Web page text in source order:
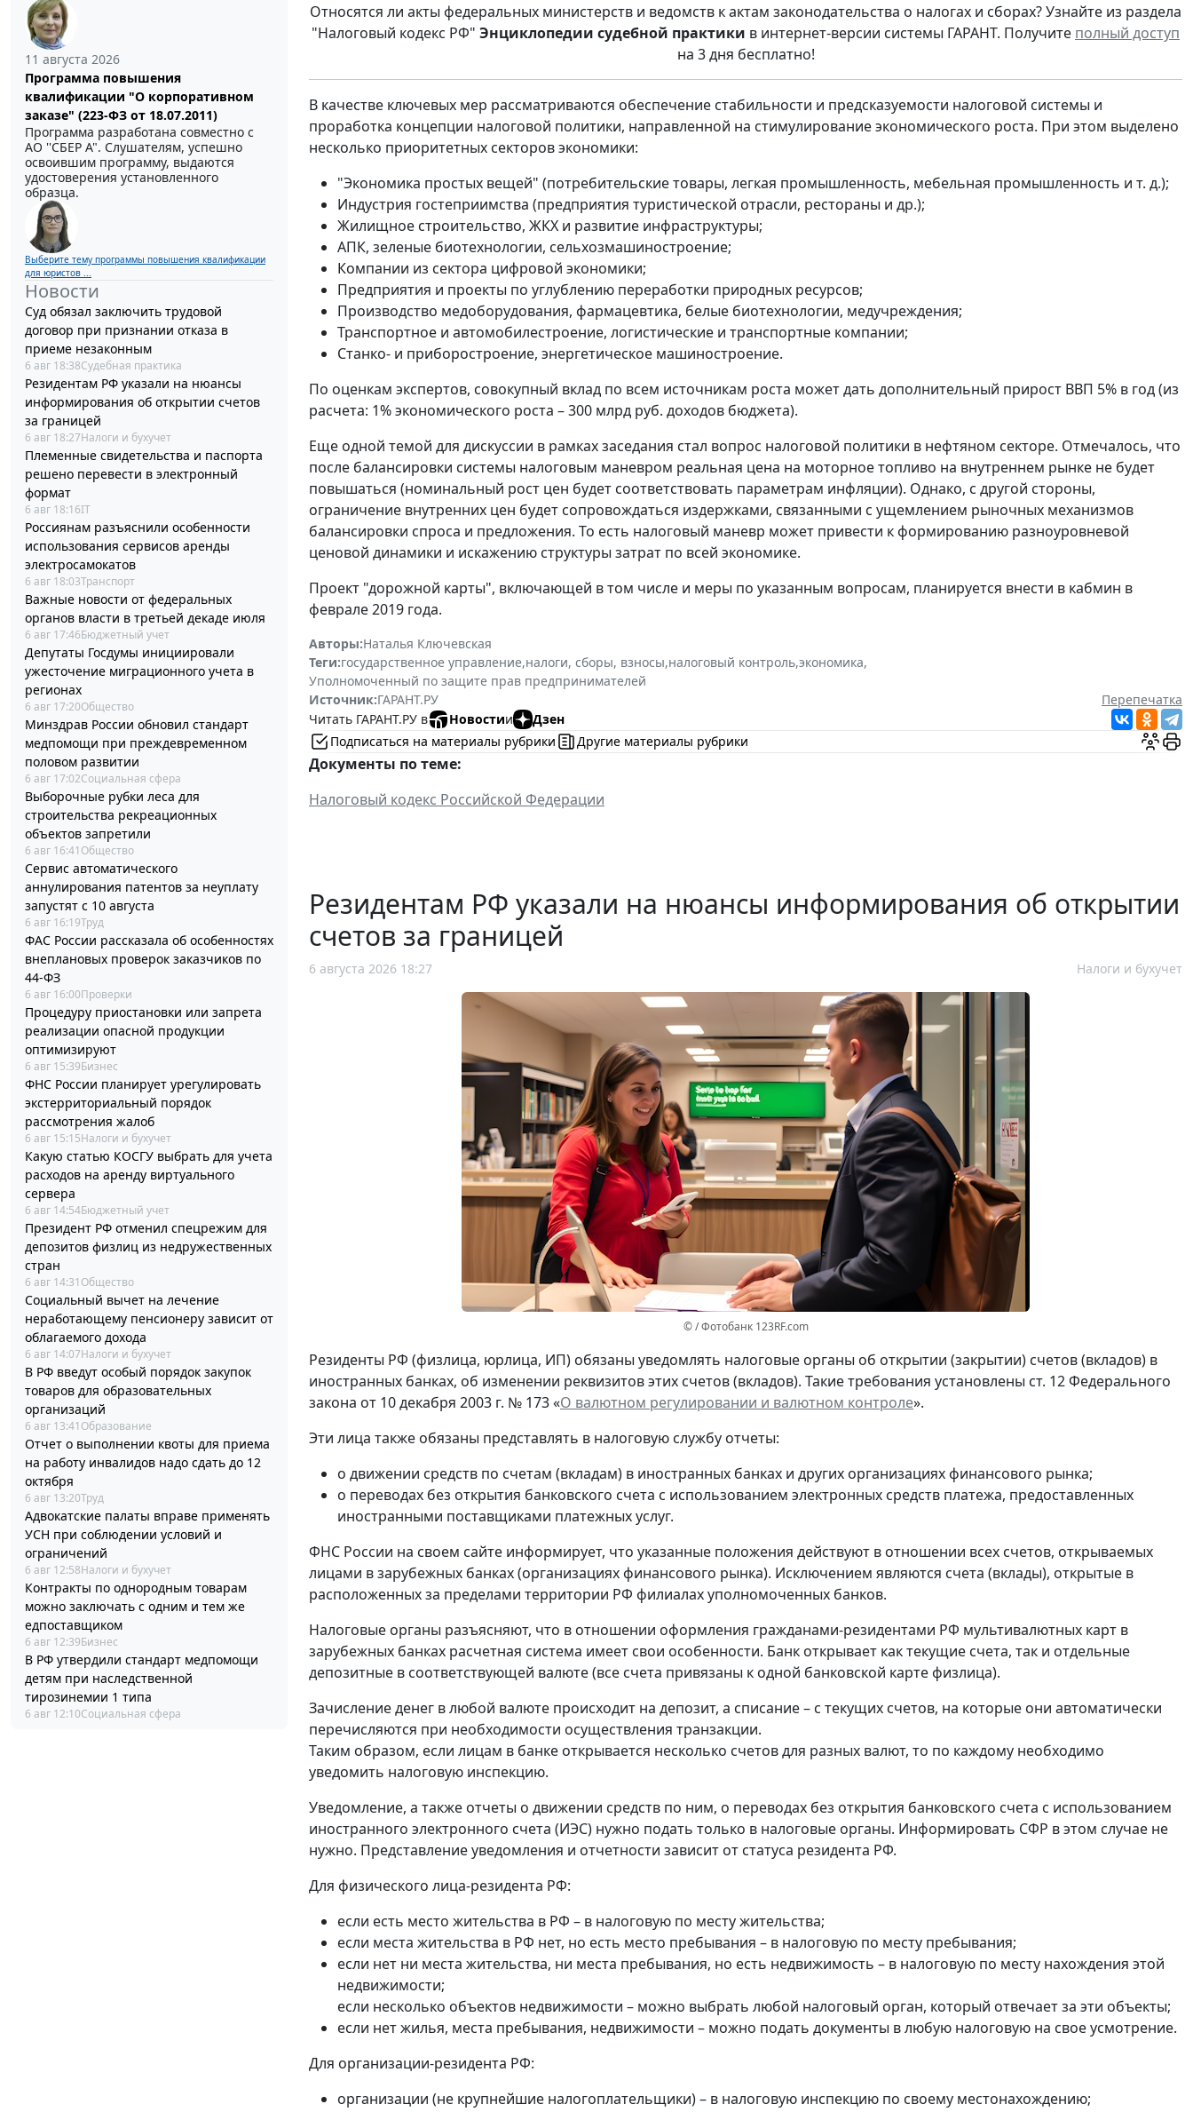
11 августа 2026
Программа повышения
квалификации "О корпоративном
заказе" (223-ФЗ от 18.07.2011)
Программа разработана совместно с
АО ''СБЕР А". Слушателям, успешно
освоившим программу, выдаются
удостоверения установленного
образца.
Выберите тему программы повышения квалификации
для юристов ...
Новости
Суд обязал заключить трудовой
договор при признании отказа в
приеме незаконным
6 авг 18:38Судебная практика
Резидентам РФ указали на нюансы
информирования об открытии счетов
за границей
6 авг 18:27Налоги и бухучет
Племенные свидетельства и паспорта
решено перевести в электронный
формат
6 авг 18:16IT
Россиянам разъяснили особенности
использования сервисов аренды
электросамокатов
6 авг 18:03Транспорт
Важные новости от федеральных
органов власти в третьей декаде июля
6 авг 17:46Бюджетный учет
Депутаты Госдумы инициировали
ужесточение миграционного учета в
регионах
6 авг 17:20Общество
Минздрав России обновил стандарт
медпомощи при преждевременном
половом развитии
6 авг 17:02Социальная сфера
Выборочные рубки леса для
строительства рекреационных
объектов запретили
6 авг 16:41 Общество
Сервис автоматического
аннулирования патентов за неуплату
запустят с 10 августа
6 авг 16:19Труд
ФАС России рассказала об особенностях
внеплановых проверок заказчиков по
44-ФЗ
6 авг 16:00Проверки
Процедуру приостановки или запрета
реализации опасной продукции
оптимизируют
6 авг 15:39Бизнес
ФНС России планирует урегулировать
экстерриториальный порядок
рассмотрения жалоб
6 авг 15:15Налоги и бухучет
Какую статью КОСГУ выбрать для учета
расходов на аренду виртуального
сервера
6 авг 14:54Бюджетный учет
Президент РФ отменил спецрежим для
депозитов физлиц из недружественных
стран
6 авг 14:31 Общество
Социальный вычет на лечение
неработающему пенсионеру зависит от
облагаемого дохода
6 авг 14:07Налоги и бухучет
В РФ введут особый порядок закупок
товаров для образовательных
организаций
6 авг 13:41 Образование
Отчет о выполнении квоты для приема
на работу инвалидов надо сдать до 12
октября
6 авг 13:20Труд
Адвокатские палаты вправе применять
УСН при соблюдении условий и
ограничений
6 авг 12:58Налоги и бухучет
Контракты по однородным товарам
можно заключать с одним и тем же
едпоставщиком
6 авг 12:39Бизнес
В РФ утвердили стандарт медпомощи
детям при наследственной
тирозинемии 1 типа
6 авг 12:10Социальная сфера
Относятся ли акты федеральных министерств и ведомств к актам законодательства о налогах и сборах? Узнайте из раздела
"Налоговый кодекс РФ" Энциклопедии судебной практики в интернет-версии системы ГАРАНТ. Получите полный доступ
на 3 дня бесплатно!
В качестве ключевых мер рассматриваются обеспечение стабильности и предсказуемости налоговой системы и
проработка концепции налоговой политики, направленной на стимулирование экономического роста. При этом выделено
несколько приоритетных секторов экономики:
"Экономика простых вещей" (потребительские товары, легкая промышленность, мебельная промышленность и т. д.);
Индустрия гостеприимства (предприятия туристической отрасли, рестораны и др.);
Жилищное строительство, ЖКХ и развитие инфраструктуры;
АПК, зеленые биотехнологии, сельхозмашиностроение;
Компании из сектора цифровой экономики;
Предприятия и проекты по углублению переработки природных ресурсов;
Производство медоборудования, фармацевтика, белые биотехнологии, медучреждения;
Транспортное и автомобилестроение, логистические и транспортные компании;
Станко- и приборостроение, энергетическое машиностроение.
По оценкам экспертов, совокупный вклад по всем источникам роста может дать дополнительный прирост ВВП 5% в год (из
расчета: 1% экономического роста – 300 млрд руб. доходов бюджета).
Еще одной темой для дискуссии в рамках заседания стал вопрос налоговой политики в нефтяном секторе. Отмечалось, что
после балансировки системы налоговым маневром реальная цена на моторное топливо на внутреннем рынке не будет
повышаться (номинальный рост цен будет соответствовать параметрам инфляции). Однако, с другой стороны,
ограничение внутренних цен будет сопровождаться издержками, связанными с ущемлением рыночных механизмов
балансировки спроса и предложения. То есть налоговый маневр может привести к формированию разноуровневой
ценовой динамики и искажению структуры затрат по всей экономике.
Проект "дорожной карты", включающей в том числе и меры по указанным вопросам, планируется внести в кабмин в
феврале 2019 года.
Авторы:Наталья Ключевская
Теги:государственное управление,налоги, сборы, взносы,налоговый контроль,экономика,
Уполномоченный по защите прав предпринимателей
Источник:ГАРАНТ.РУ
Перепечатка
Читать ГАРАНТ.РУ в
Новостии
Дзен
Подписаться на материалы рубрики
Другие материалы рубрики
Документы по теме:
Налоговый кодекс Российской Федерации
Резидентам РФ указали на нюансы информирования об открытии
счетов за границей
6 августа 2026 18:27 Налоги и бухучет
© / Фотобанк 123RF.com
Резиденты РФ (физлица, юрлица, ИП) обязаны уведомлять налоговые органы об открытии (закрытии) счетов (вкладов) в
иностранных банках, об изменении реквизитов этих счетов (вкладов). Такие требования установлены ст. 12 Федерального
закона от 10 декабря 2003 г. № 173 «О валютном регулировании и валютном контроле».
Эти лица также обязаны представлять в налоговую службу отчеты:
о движении средств по счетам (вкладам) в иностранных банках и других организациях финансового рынка;
о переводах без открытия банковского счета с использованием электронных средств платежа, предоставленных
иностранными поставщиками платежных услуг.
ФНС России на своем сайте информирует, что указанные положения действуют в отношении всех счетов, открываемых
лицами в зарубежных банках (организациях финансового рынка). Исключением являются счета (вклады), открытые в
расположенных за пределами территории РФ филиалах уполномоченных банков.
Налоговые органы разъясняют, что в отношении оформления гражданами-резидентами РФ мультивалютных карт в
зарубежных банках расчетная система имеет свои особенности. Банк открывает как текущие счета, так и отдельные
депозитные в соответствующей валюте (все счета привязаны к одной банковской карте физлица).
Зачисление денег в любой валюте происходит на депозит, а списание – с текущих счетов, на которые они автоматически
перечисляются при необходимости осуществления транзакции.
Таким образом, если лицам в банке открывается несколько счетов для разных валют, то по каждому необходимо
уведомить налоговую инспекцию.
Уведомление, а также отчеты о движении средств по ним, о переводах без открытия банковского счета с использованием
иностранного электронного счета (ИЭС) нужно подать только в налоговые органы. Информировать СФР в этом случае не
нужно. Представление уведомления и отчетности зависит от статуса резидента РФ.
Для физического лица-резидента РФ:
если есть место жительства в РФ – в налоговую по месту жительства;
если места жительства в РФ нет, но есть место пребывания – в налоговую по месту пребывания;
если нет ни места жительства, ни места пребывания, но есть недвижимость – в налоговую по месту нахождения этой
недвижимости;
если несколько объектов недвижимости – можно выбрать любой налоговый орган, который отвечает за эти объекты;
если нет жилья, места пребывания, недвижимости – можно подать документы в любую налоговую на свое усмотрение.
Для организации-резидента РФ:
организации (не крупнейшие налогоплательщики) – в налоговую инспекцию по своему местонахождению;